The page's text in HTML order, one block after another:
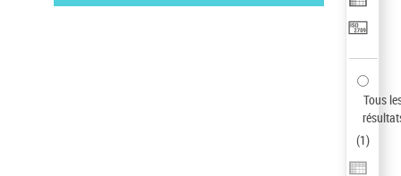
Type de notice d'autorité
résultats/page
Tous
(1)